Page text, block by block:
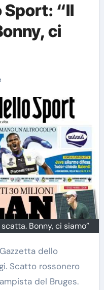
Sport: “Il
ci
Bonny, ci siamo”
dello
Scatto rossonero
del Bruges.